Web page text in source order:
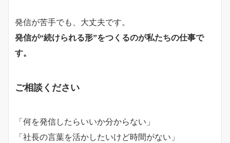
発信が苦手でも、大丈夫です。
発信が“続けられる形”をつくるのが私たちの仕事で
す。
ご相談ください
「何を発信したらいいか分からない」
「社長の言葉を活かしたいけど時間がない」